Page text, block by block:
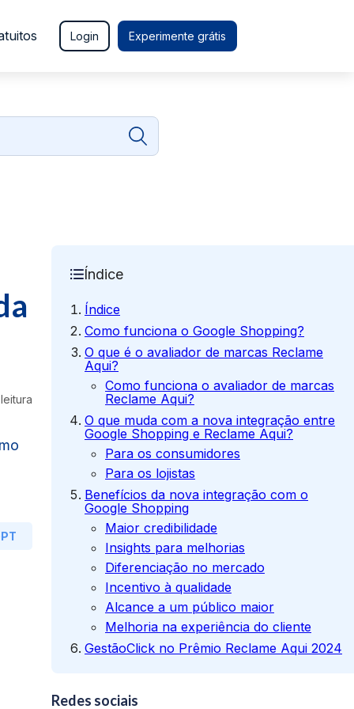
Login Experimente grátis
Índice
Índice
Como funciona o Google Shopping?
O que é o avaliador de marcas Reclame
Aqui?
Como funciona o avaliador de marcas
Reclame Aqui?
O que muda com a nova integração entre
Google Shopping e Reclame Aqui?
Para os consumidores
Para os lojistas
Benefícios da nova integração com o
Google Shopping
Maior credibilidade
Insights para melhorias
Diferenciação no mercado
Incentivo à qualidade
Alcance a um público maior
Melhoria na experiência do cliente
GestãoClick no Prêmio Reclame Aqui 2024
Redes sociais